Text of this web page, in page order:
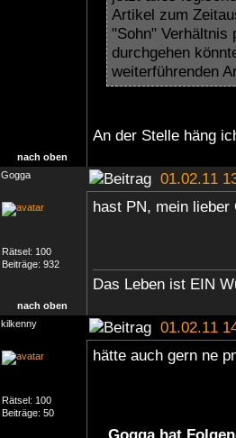
Artikel zum
"Sohn" Verhältnis
durchgehen
weiterführenden
An der Stelle häng
nach oben
Gogga
01.02.11
Rätsel: 100
Beiträge: 932
hast PN, mein
Das Leben ist EIN
nach oben
kilkenny
01.02.11
Rätsel: 100
Beiträge: 50
hätte auch gern ne
Gogga hat